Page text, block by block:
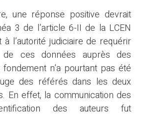
une réponse positive devrait
3 de l’article 6-II de la LCEN
l’autorité judiciaire de requérir
de ces données auprès des
n’a pourtant pas été
des référés dans les deux
En effet, la communication des
des auteurs fut